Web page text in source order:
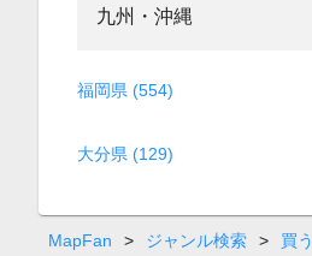
九州・沖縄
福岡県 (554)
大分県 (129)
MapFan > ジャンル検索 > 買う